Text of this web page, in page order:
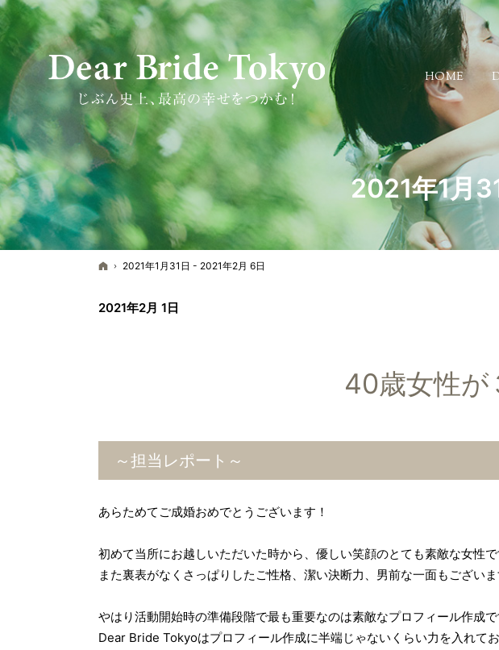
2021年1月
ホーム
2021年1月31日 - 2021年2月 6日
2021年2月 1日
40歳女性が
～担当レポート～
あらためてご成婚おめでとうございます！
初めて当所にお越しいただいた時から、優しい笑顔のとても素敵な女性で
また裏表がなくさっぱりしたご性格、潔い決断力、男前な一面もございま
やはり活動開始時の準備段階で最も重要なのは素敵なプロフィール作成で
Dear Bride Tokyoはプロフィール作成に半端じゃないくらい力を入れてお
HOME